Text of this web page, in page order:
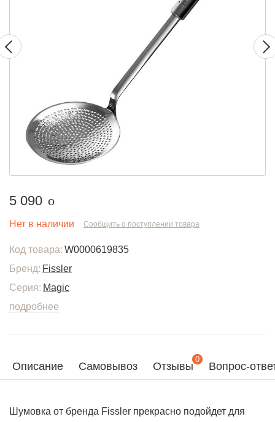
Описание Самовывоз Отзывы
0
Вопрос-
Шумовка от бренда Fissler прекрасно подойдет для
5 090 руб.
o
Нет в наличии Сообщить о поступлении товара
Код товара: W0000619835
Бренд: Fissler
Серия: Magic
подробнее